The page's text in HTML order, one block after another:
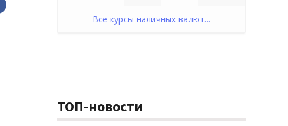
Все курсы наличных валют...
ТОП-новости